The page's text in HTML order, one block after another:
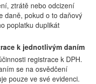
ztrátě nebo odcizení
daně, pokud o to daňový
poplatku duplikát
k jednotlivým daním
registrace k DPH.
se na osvědčení
pouze ve své evidenci.